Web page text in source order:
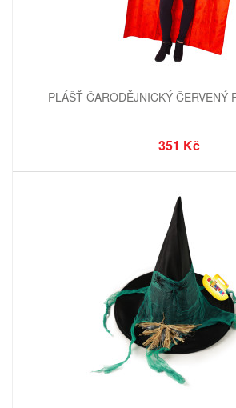
PLÁŠŤ ČARODĚJNICKÝ ČERVENÝ
351 Kč